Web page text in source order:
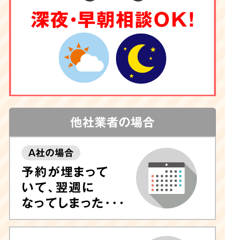
深夜・早朝相談OK！
他社業者の場合
A社の場合
予約が埋まって
いて、翌週に
なってしまった･･･